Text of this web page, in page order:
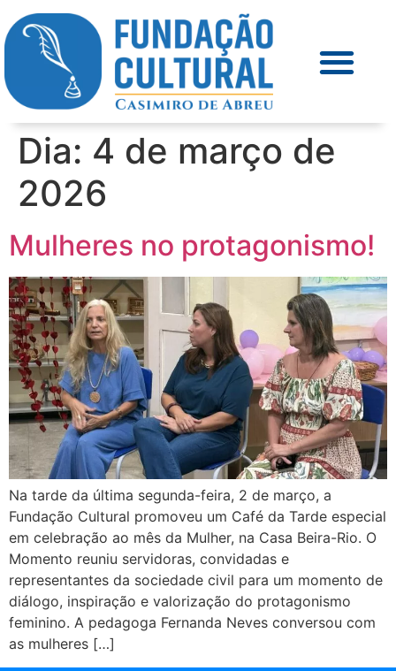
Dia: 4 de março de
2026
Mulheres no protagonismo!
Na tarde da última segunda-feira, 2 de março, a
Fundação Cultural promoveu um Café da Tarde especial
em celebração ao mês da Mulher, na Casa Beira-Rio. O
Momento reuniu servidoras, convidadas e
representantes da sociedade civil para um momento de
diálogo, inspiração e valorização do protagonismo
feminino. A pedagoga Fernanda Neves conversou com
as mulheres […]